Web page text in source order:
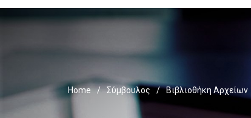
Home / Σύμβουλος / Βιβλιοθήκη Αρχείων